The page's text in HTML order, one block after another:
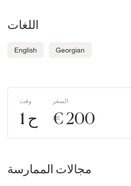
اللغات
English Georgian
مجالات الممارسة
وقت
1 ح
السعر
€ 200